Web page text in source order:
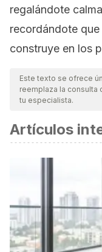
regalándote
recordándote
construye en los
Este texto se ofrece
reemplaza la consulta
tu especialista.
Artículos